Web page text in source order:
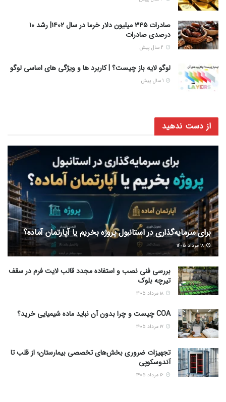
صادرات ۳۴۵ میلیون دلار خرما در سال ۱۴۰۲| رشد ۱۰
درصدی صادرات
لوگو لایه باز چیست؟ | کاربرد ها و ویژگی های اساسی لوگو
از دست ندهید
برای سرمایه‌گذاری در استانبول پروژه بخریم یا آپارتمان آماده؟
۱۸ مرداد ۱۴۰۵
بررسی فنی نصب و استفاده مجدد قالب لایت فرم در سقف
تیرچه بلوک
COA چیست و چرا بدون آن نباید ماده شیمیایی خرید؟
تجهیزات ضروری بخش‌های تخصصی بیمارستان؛ از قلب تا
آندوسکوپی